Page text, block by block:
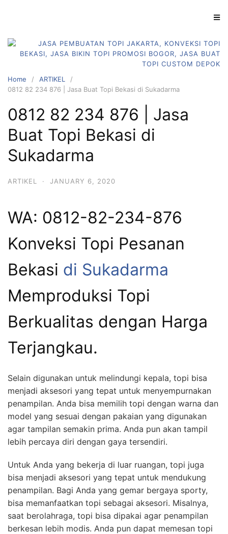
Home
ARTIKEL
0812 82 234 876 | Jasa Buat Topi Bekasi di Sukadarma
0812 82 234 876 | Jasa
Buat Topi Bekasi di
Sukadarma
ARTIKEL · JANUARY 6, 2020
WA: 0812-82-234-876
Konveksi Topi Pesanan
Bekasi di Sukadarma
Memproduksi Topi
Berkualitas dengan Harga
Terjangkau.
Selain digunakan untuk melindungi kepala, topi bisa
menjadi aksesori yang tepat untuk menyempurnakan
penampilan. Anda bisa memilih topi dengan warna dan
model yang sesuai dengan pakaian yang digunakan
agar tampilan semakin prima. Anda pun akan tampil
lebih percaya diri dengan gaya tersendiri.
Untuk Anda yang bekerja di luar ruangan, topi juga
bisa menjadi aksesori yang tepat untuk mendukung
penampilan. Bagi Anda yang gemar bergaya sporty,
bisa memanfaatkan topi sebagai aksesori. Misalnya,
saat berolahraga, topi bisa dipakai agar penampilan
berkesan lebih modis. Anda pun dapat memesan topi